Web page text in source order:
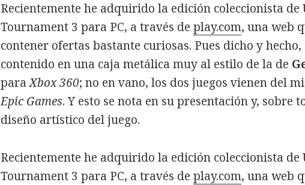
Recientemente he adquirido la edición coleccionista de
Tournament 3 para PC, a través deplay.com, una web
contener ofertas bastante curiosas. Pues dicho y
contenido en una caja metálica muy al estilo de la de
paraXbox 360; no en vano, los dos juegos vienen del
Epic Games. Y esto se nota en su presentación y, sobre
diseño artístico del juego.
Recientemente he adquirido la edición coleccionista de
Tournament 3 para PC, a través deplay.com, una web